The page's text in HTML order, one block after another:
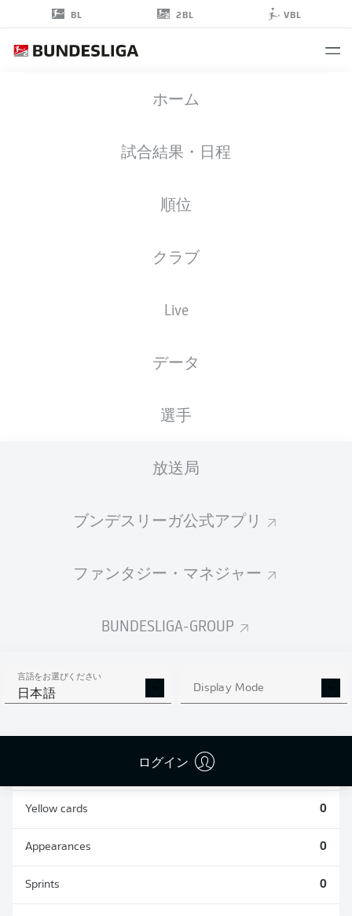
BL 2BL VBL
ホーム
試合結果・日程
順位
クラブ
Live
データ
選手
放送局
ブンデスリーガ公式アプリ
ファンタジー・マネジャー
BUNDESLIGA-GROUP
言語をお選びください
日本語 Display Mode
ログイン
08.07.1994
2026/2027
統計 シーズン 2026/2027
AERIAL DUELS
WON
Yellow cards 0
Appearances 0
Sprints 0